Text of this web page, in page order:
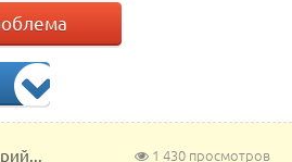
1 430 просмотров